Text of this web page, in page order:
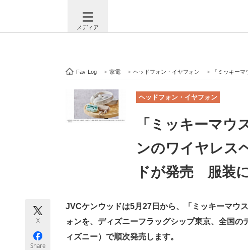
メディア
注目記事を集めた総合ページ ITの今と未来を
ビジネスと働き方のヒント AI活用のいまが
ITエンジニア向け専門サイト 企業向けIT製品の総
モノづくり技術者専門サイト エレクトロニクス専
Fav-Log > 家電 > ヘッドフォン・イヤフォン > 「ミッキーマウス
ヘッドフォン・イヤフォン
「ミッキーマウ
ンのワイヤレス
ドが発売 服装
X
Share
JVCケンウッドは5月27日から、「ミッキーマウ
ォンを、ディズニーフラッグシップ東京、全国
ィズニー）で順次発売します。